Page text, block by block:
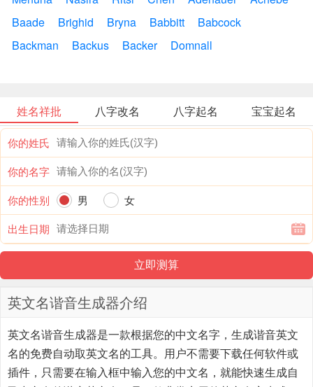
Baade
Brighid Bryna Babbitt
Babcock
Backman
Backus Backer Domnall
姓名祥批 八字改名 八字起名 宝宝起名
你的姓氏
你的名字
你的性别
男
女
出生日期
英文名谐音生成器介绍
英文名谐音生成器是一款根据您的中文名字，生成谐音英文
名的免费自动取英文名的工具。用户不需要下载任何软件或
插件，只需要在输入框中输入您的中文名，就能快速生成自